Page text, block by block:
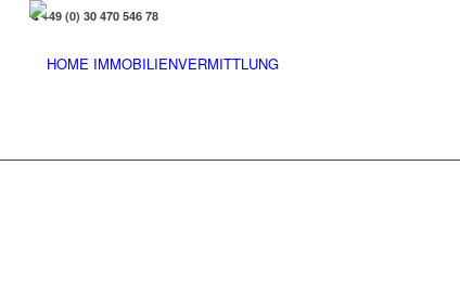
+49 (0) 30 470 546 78